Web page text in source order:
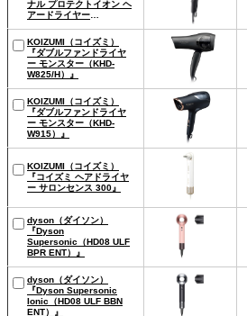
ナル プロテクトイオン ヘ
アードライヤー
KOIZUMI（コイズミ）
『ダブルファンドライヤ
ー モンスター（KHD-
W825/H）』
KOIZUMI（コイズミ）
『ダブルファンドライヤ
ー モンスター（KHD-
W915）』
KOIZUMI（コイズミ）
『コイズミ ヘアドライヤ
ー サロンセンス 300』
dyson（ダイソン）
『Dyson
Supersonic（HD08 ULF
BPR ENT）』
dyson（ダイソン）
『Dyson Supersonic
Ionic（HD08 ULF BBN
ENT）』